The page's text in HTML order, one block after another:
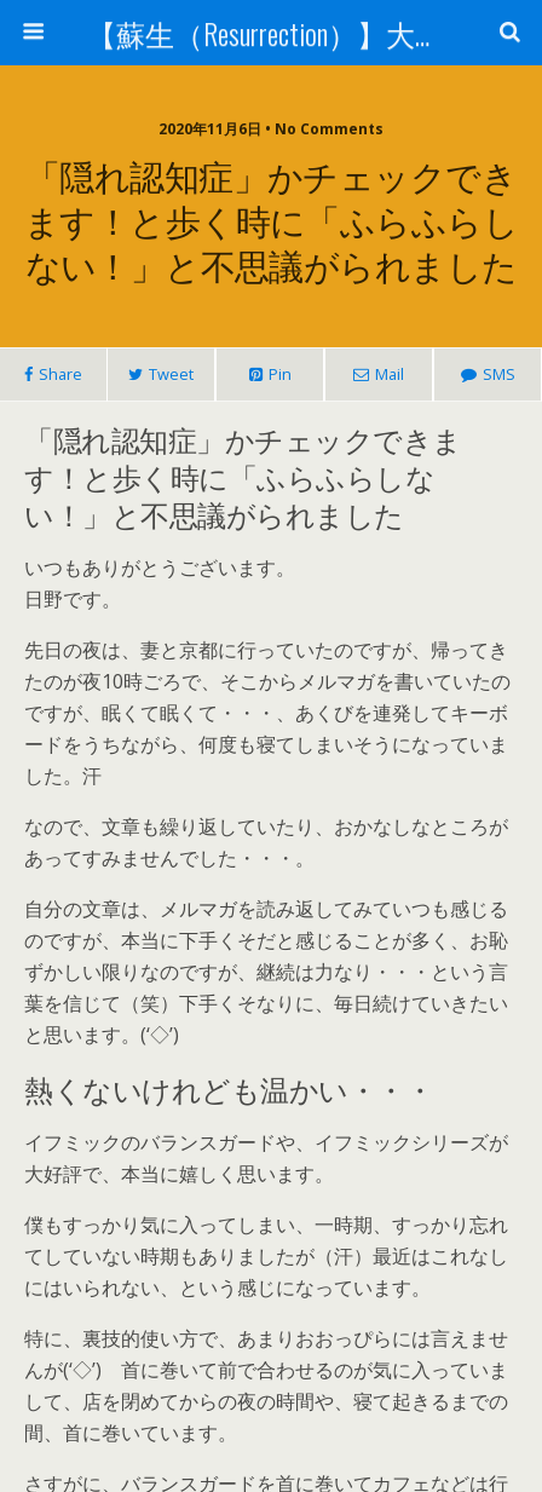
【蘇生（Resurrection）】大宇宙と人体の神秘を紐解く
2020年11月6日 • No Comments
「隠れ認知症」かチェックでき
ます！と歩く時に「ふらふらし
ない！」と不思議がられました
Share Tweet Pin Mail SMS
「隠れ認知症」かチェックできま
す！と歩く時に「ふらふらしな
い！」と不思議がられました
いつもありがとうございます。
日野です。
先日の夜は、妻と京都に行っていたのですが、帰ってき
たのが夜10時ごろで、そこからメルマガを書いていたの
ですが、眠くて眠くて・・・、あくびを連発してキーボ
ードをうちながら、何度も寝てしまいそうになっていま
した。汗
なので、文章も繰り返していたり、おかなしなところが
あってすみませんでした・・・。
自分の文章は、メルマガを読み返してみていつも感じる
のですが、本当に下手くそだと感じることが多く、お恥
ずかしい限りなのですが、継続は力なり・・・という言
葉を信じて（笑）下手くそなりに、毎日続けていきたい
と思います。(‘◇’)ゞ
熱くないけれども温かい・・・
イフミックのバランスガードや、イフミックシリーズが
大好評で、本当に嬉しく思います。
僕もすっかり気に入ってしまい、一時期、すっかり忘れ
てしていない時期もありましたが（汗）最近はこれなし
にはいられない、という感じになっています。
特に、裏技的使い方で、あまりおおっぴらには言えませ
んが(‘◇’)ゞ首に巻いて前で合わせるのが気に入っていま
して、店を閉めてからの夜の時間や、寝て起きるまでの
間、首に巻いています。
さすがに、バランスガードを首に巻いてカフェなどは行